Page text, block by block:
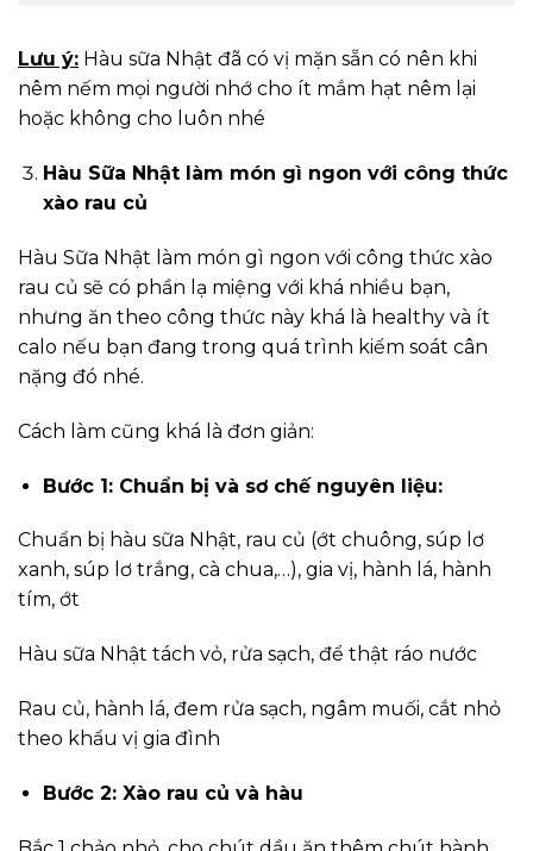
Lưu ý: Hàu sữa Nhật đã có vị mặn sẵn có nên khi
nêm nếm mọi người nhớ cho ít mắm hạt nêm lại
hoặc không cho luôn nhé
Hàu Sữa Nhật làm món gì ngon với công thức
xào rau củ
Hàu Sữa Nhật làm món gì ngon với công thức xào
rau củ sẽ có phần lạ miệng với khá nhiều bạn,
nhưng ăn theo công thức này khá là healthy và ít
calo nếu bạn đang trong quá trình kiểm soát cân
nặng đó nhé.
Cách làm cũng khá là đơn giản:
Bước 1: Chuẩn bị và sơ chế nguyên liệu:
Chuẩn bị hàu sữa Nhật, rau củ (ớt chuông, súp lơ
xanh, súp lơ trắng, cà chua,…), gia vị, hành lá, hành
tím, ớt
Hàu sữa Nhật tách vỏ, rửa sạch, để thật ráo nước
Rau củ, hành lá, đem rửa sạch, ngâm muối, cắt nhỏ
theo khẩu vị gia đình
Bước 2: Xào rau củ và hàu